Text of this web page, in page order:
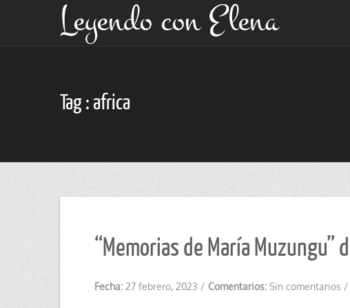
Leyendo con Elena
Tag : africa
“Memorias de María Muzungu”
Fecha: 27 febrero, 2023 / Comentarios: Sin comentarios /